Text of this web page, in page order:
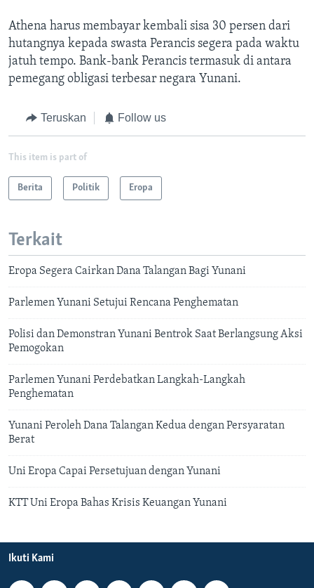
Athena harus membayar kembali sisa 30 persen dari
hutangnya kepada swasta Perancis segera pada waktu
jatuh tempo. Bank-bank Perancis termasuk di antara
pemegang obligasi terbesar negara Yunani.
Teruskan Follow us
This item is part of
Berita Politik Eropa
Terkait
Eropa Segera Cairkan Dana Talangan Bagi Yunani
Parlemen Yunani Setujui Rencana Penghematan
Polisi dan Demonstran Yunani Bentrok Saat Berlangsung Aksi
Pemogokan
Parlemen Yunani Perdebatkan Langkah-Langkah
Penghematan
Yunani Peroleh Dana Talangan Kedua dengan Persyaratan
Berat
Uni Eropa Capai Persetujuan dengan Yunani
KTT Uni Eropa Bahas Krisis Keuangan Yunani
Ikuti Kami